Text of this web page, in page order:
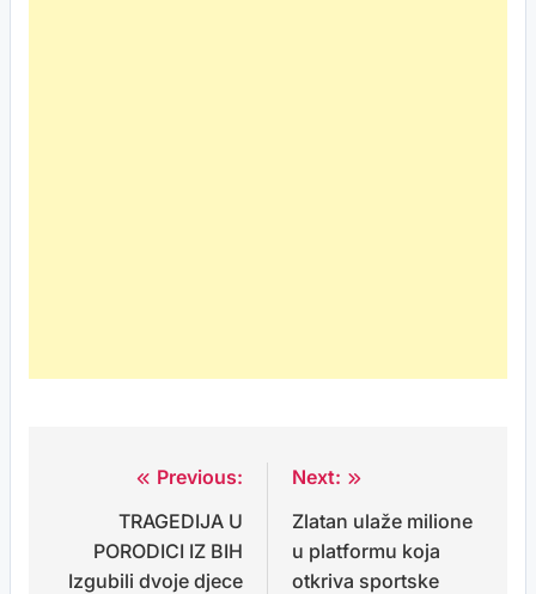
navigation
Previous:
TRAGEDIJA U
PORODICI IZ BIH
Izgubili dvoje djece
Next:
Zlatan ulaže milione
u platformu koja
otkriva sportske